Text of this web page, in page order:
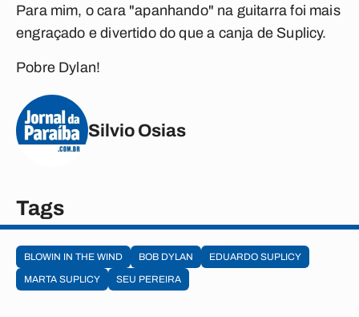
Para mim, o cara "apanhando" na guitarra foi mais
engraçado e divertido do que a canja de Suplicy.
Pobre Dylan!
Silvio Osias
Tags
BLOWIN IN THE WIND BOB DYLAN
EDUARDO SUPLICY
MARTA SUPLICY
SEU PEREIRA